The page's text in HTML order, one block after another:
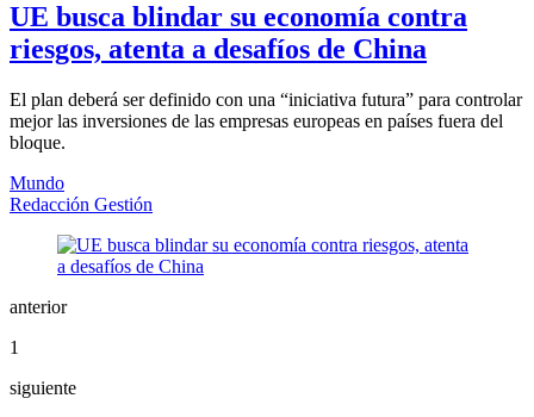
UE busca blindar su economía contra
riesgos, atenta a desafíos de China
El plan deberá ser definido con una “iniciativa futura” para controlar
mejor las inversiones de las empresas europeas en países fuera del
bloque.
Mundo
Redacción Gestión
anterior
1
siguiente